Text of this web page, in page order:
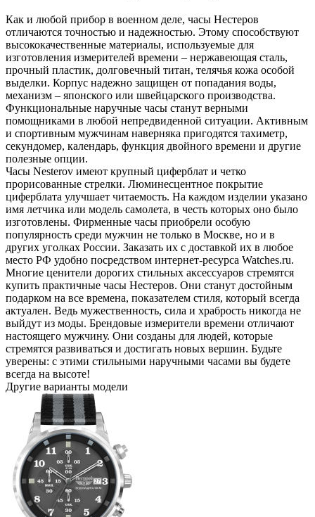
Как и любой прибор в военном деле, часы Нестеров
отличаются точностью и надежностью. Этому способствуют
высококачественные материалы, используемые для
изготовления измерителей времени – нержавеющая сталь,
прочный пластик, долговечный титан, телячья кожа особой
выделки. Корпус надежно защищен от попадания воды,
механизм – японского или швейцарского производства.
Функциональные наручные часы станут верными
помощниками в любой непредвиденной ситуации. Активным
и спортивным мужчинам наверняка пригодятся тахиметр,
секундомер, календарь, функция двойного времени и другие
полезные опции.
Часы Nesterov имеют крупный циферблат и четко
прорисованные стрелки. Люминесцентное покрытие
циферблата улучшает читаемость. На каждом изделии указано
имя летчика или модель самолета, в честь которых оно было
изготовлены. Фирменные часы приобрели особую
популярность среди мужчин не только в Москве, но и в
других уголках России. Заказать их с доставкой их в любое
место РФ удобно посредством интернет-ресурса Watches.ru.
Многие ценители дорогих стильных аксессуаров стремятся
купить практичные часы Нестеров. Они станут достойным
подарком на все времена, показателем стиля, который всегда
актуален. Ведь мужественность, сила и храбрость никогда не
выйдут из моды. Брендовые измерители времени отличают
настоящего мужчину. Они созданы для людей, которые
стремятся развиваться и достигать новых вершин. Будьте
уверены: с этими стильными наручными часами вы будете
всегда на высоте!
Другие варианты модели